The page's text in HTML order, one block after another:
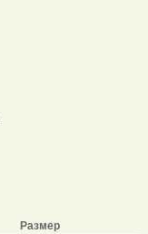
Размер